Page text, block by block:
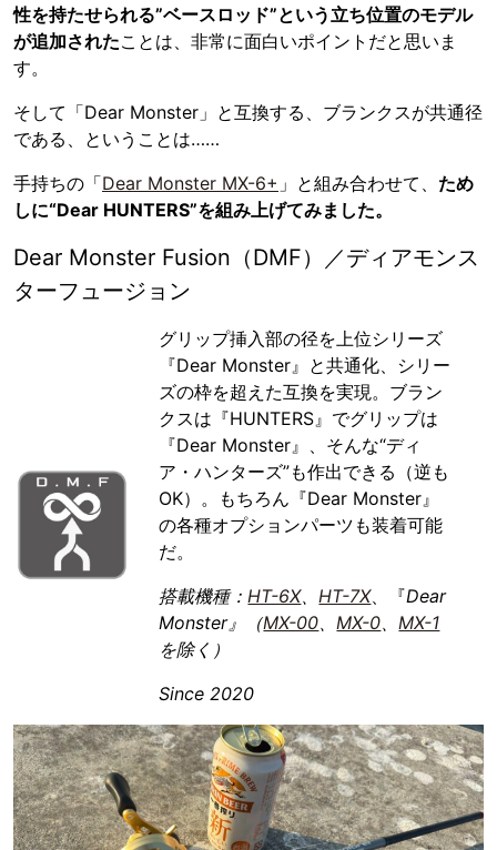
性を持たせられる”ベースロッド”という立ち位置のモデル
が追加されたことは、非常に面白いポイントだと思いま
す。
そして「Dear Monster」と互換する、ブランクスが共通径
である、ということは……
手持ちの「Dear Monster MX-6+ 」と組み合わせて、 ため
しに“Dear HUNTERS”を組み上げてみました。
Dear Monster Fusion（DMF）／ディアモンス
ターフュージョン
グリップ挿入部の径を上位シリーズ
『Dear Monster』と共通化、シリー
ズの枠を超えた互換を実現。ブラン
クスは『HUNTERS』でグリップは
『Dear Monster』、そんな“ディ
ア・ハンターズ”も作出できる（逆も
OK）。もちろん『Dear Monster』
の各種オプションパーツも装着可能
だ。
搭載機種：HT-6X、HT-7X、『Dear
Monster』（MX-00、MX-0、MX-1
を除く）
Since 2020